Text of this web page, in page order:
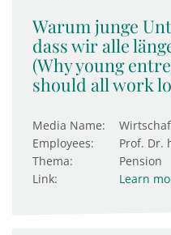
Warum junge
dass wir alle
(Why young
should all work
Media Name:
Employees:
Prof. Dr.
Thema:
Pension
Link:
Learn